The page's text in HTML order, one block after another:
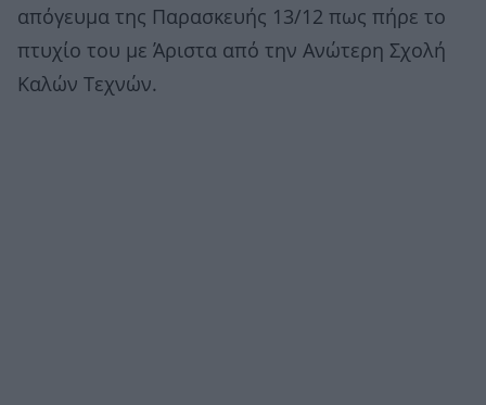
απόγευμα της Παρασκευής 13/12 πως πήρε το
πτυχίο του με Άριστα από την Ανώτερη Σχολή
Καλών Τεχνών.